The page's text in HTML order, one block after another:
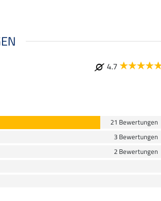
4.7
21 Bewertungen
3 Bewertungen
2 Bewertungen